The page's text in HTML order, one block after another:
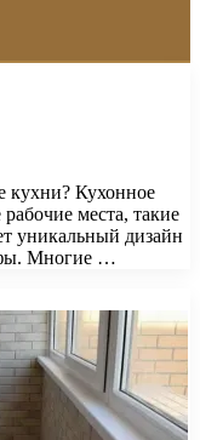
кухни? Кухонное
места, такие
уникальный дизайн
Многие …